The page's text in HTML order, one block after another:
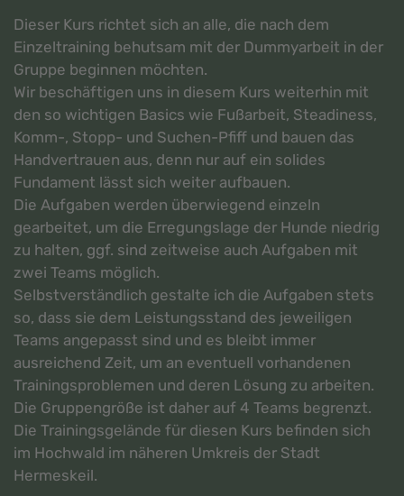
Dieser Kurs richtet sich an alle, die nach dem
Einzeltraining behutsam mit der Dummyarbeit in der
Gruppe beginnen möchten.
Wir beschäftigen uns in diesem Kurs weiterhin mit
den so wichtigen Basics wie Fußarbeit, Steadiness,
Komm-, Stopp- und Suchen-Pfiff und bauen das
Handvertrauen aus, denn nur auf ein solides
Fundament lässt sich weiter aufbauen.
Die Aufgaben werden überwiegend einzeln
gearbeitet, um die Erregungslage der Hunde niedrig
zu halten, ggf. sind zeitweise auch Aufgaben mit
zwei Teams möglich.
Selbstverständlich gestalte ich die Aufgaben stets
so, dass sie dem Leistungsstand des jeweiligen
Teams angepasst sind und es bleibt immer
ausreichend Zeit, um an eventuell vorhandenen
Trainingsproblemen und deren Lösung zu arbeiten.
Die Gruppengröße ist daher auf 4 Teams begrenzt.
Die Trainingsgelände für diesen Kurs befinden sich
im Hochwald im näheren Umkreis der Stadt
Hermeskeil.